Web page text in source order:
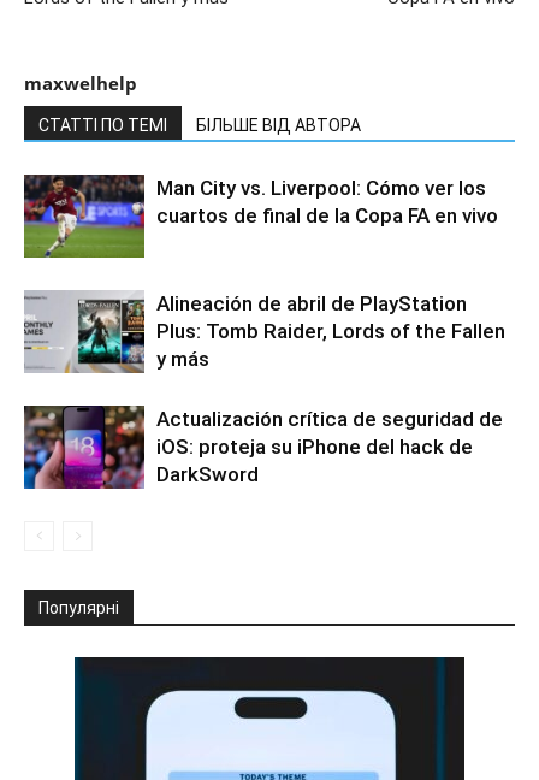
maxwelhelp
СТАТТІ ПО ТЕМІ БІЛЬШЕ ВІД АВТОРА
Man City vs. Liverpool: Cómo ver los
cuartos de final de la Copa FA en vivo
Alineación de abril de PlayStation
Plus: Tomb Raider, Lords of the Fallen
y más
Actualización crítica de seguridad de
iOS: proteja su iPhone del hack de
DarkSword
Популярні